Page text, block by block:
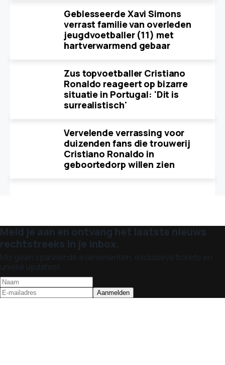
Geblesseerde Xavi Simons
verrast familie van overleden
jeugdvoetballer (11) met
hartverwarmend gebaar
Zus topvoetballer Cristiano
Ronaldo reageert op bizarre
situatie in Portugal: 'Dit is
surrealistisch'
Vervelende verrassing voor
duizenden fans die trouwerij
Cristiano Ronaldo in
geboortedorp willen zien
Meld je aan en ontvang het laatste nieuws
rechtstreeks in je inbox.
Mis geen spannende evenementen, exclusieve tickets en
unieke updates!